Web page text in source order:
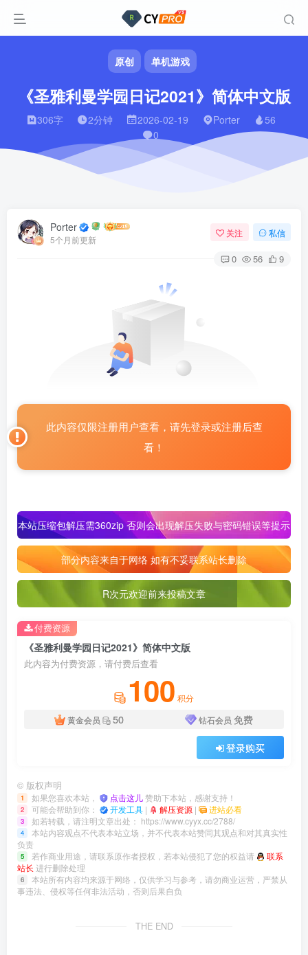
原创 单机游戏
《圣雅利曼学园日记2021》简体中文版
306字 2分钟 2026-02-19 Porter
56
0
Porter
5个月前更新
关注 私信
0 56 9
此内容仅限注册用户查看，请先登录或注册后查
看！
本站压缩包解压需360zip 否则会出现解压失败与密码错误等提示
部分内容来自于网络 如有不妥联系站长删除
R次元欢迎前来投稿文章
《圣雅利曼学园日记2021》简体中文版
此内容为付费资源，请付费后查看
100 积分
黄金会员
50 钻石会员 免费
登录购买
付费资源
© 版权声明
1 如果您喜欢本站， 点击这儿赞助下本站，感谢支持！
2 可能会帮助到你： 开发工具 | 解压资源 | 进站必看
3 如若转载，请注明文章出处： https://www.cyyx.cc/2788/
4
本站内容观点不代表本站立场，并不代表本站赞同其观点和对其真实性
负责
5 若作商业用途，请联系原作者授权，若本站侵犯了您的权益请
联系
站长 进行删除处理
6
本站所有内容均来源于网络，仅供学习与参考，请勿商业运营，严禁从
事违法、侵权等任何非法活动，否则后果自负
THE END